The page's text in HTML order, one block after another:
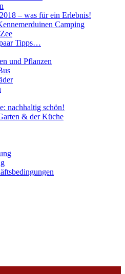
– was für ein Erlebnis!
Camping
Tipps…
und Pflanzen
nachhaltig schön!
& der Küche